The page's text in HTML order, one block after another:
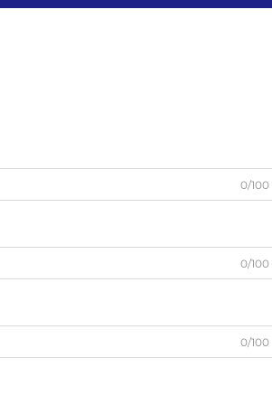
0/100
0/100
0/100